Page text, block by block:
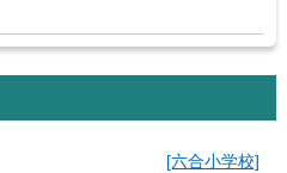
[六合小学校]